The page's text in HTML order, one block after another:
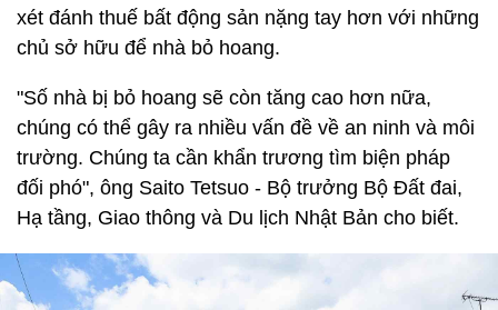
xét đánh thuế bất động sản nặng tay hơn với những
chủ sở hữu để nhà bỏ hoang.
"Số nhà bị bỏ hoang sẽ còn tăng cao hơn nữa,
chúng có thể gây ra nhiều vấn đề về an ninh và môi
trường. Chúng ta cần khẩn trương tìm biện pháp
đối phó", ông Saito Tetsuo - Bộ trưởng Bộ Đất đai,
Hạ tầng, Giao thông và Du lịch Nhật Bản cho biết.